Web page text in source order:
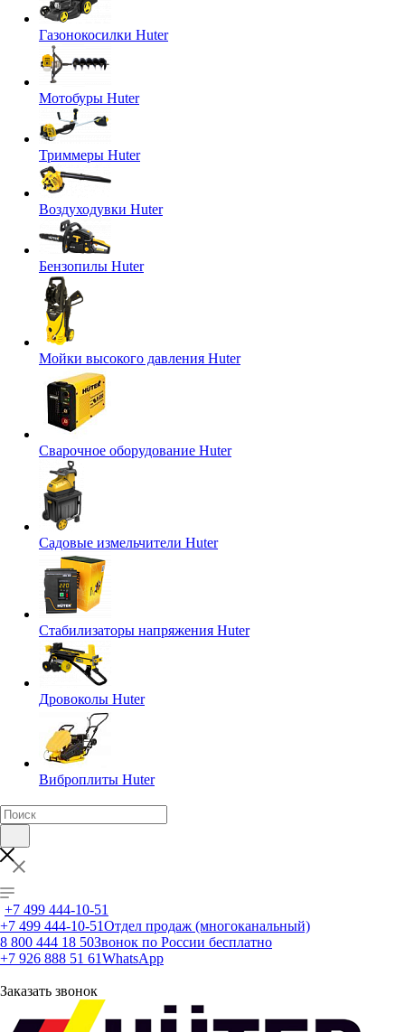
Газонокосилки Huter
Мотобуры Huter
Триммеры Huter
Воздуходувки Huter
Бензопилы Huter
Мойки высокого давления Huter
Сварочное оборудование Huter
Садовые измельчители Huter
Стабилизаторы напряжения Huter
Дровоколы Huter
Виброплиты Huter
+7 499 444-10-51
+7 499 444-10-51Отдел продаж (многоканальный)
8 800 444 18 50Звонок по России бесплатно
+7 926 888 51 61WhatsApp
Заказать звонок